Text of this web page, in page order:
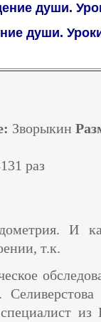
души.
души.
Зворыкин
раз
И
т.к.